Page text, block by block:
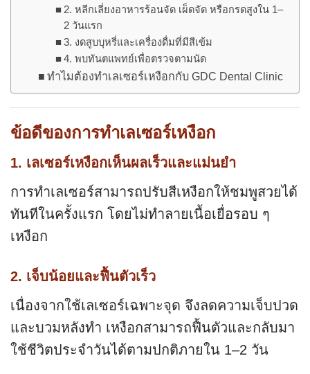
2. หลีกเลี่ยงอาหารร้อนจัด เผ็ดจัด หรือกรดสูงใน 1–
2 วันแรก
3. งดสูบบุหรี่และเครื่องดื่มที่มีสีเข้ม
4. พบทันตแพทย์เพื่อตรวจตามนัด
ทำไมต้องทำเลเซอร์เหงือกกับ GDC Dental Clinic
ข้อดีของการทำเลเซอร์เหงือก
1. เลเซอร์เหงือกเห็นผลเร็วและแม่นยำ
การทำเลเซอร์สามารถปรับสีเหงือกให้ชมพูสวยได้
ทันทีในครั้งแรก โดยไม่ทำลายเนื้อเยื่อรอบ ๆ
เหงือก
2. เจ็บน้อยและฟื้นตัวเร็ว
เนื่องจากใช้เลเซอร์เฉพาะจุด จึงลดความเจ็บปวด
และบวมหลังทำ เหงือกสามารถฟื้นตัวและกลับมา
ใช้ชีวิตประจำวันได้ตามปกติภายใน 1–2 วัน